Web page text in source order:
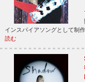
インスパイアソングとして制
読む